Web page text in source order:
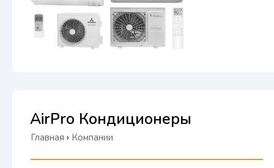
AirPro Кондиционеры
Главная › Компании